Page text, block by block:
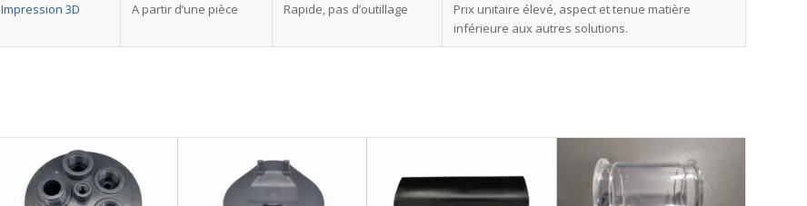
Impression 3D A partir d’une pièce Rapide, pas d’outillage
Prix unitaire élevé, aspect et tenue matière
inférieure aux autres solutions.